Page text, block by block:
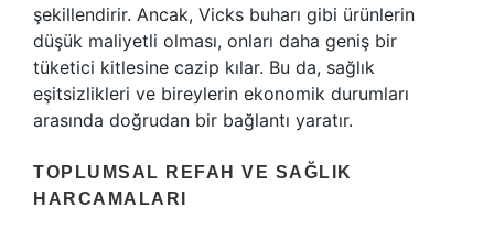
şekillendirir. Ancak, Vicks buharı gibi ürünlerin
düşük maliyetli olması, onları daha geniş bir
tüketici kitlesine cazip kılar. Bu da, sağlık
eşitsizlikleri ve bireylerin ekonomik durumları
arasında doğrudan bir bağlantı yaratır.
TOPLUMSAL REFAH VE SAĞLIK
HARCAMALARI